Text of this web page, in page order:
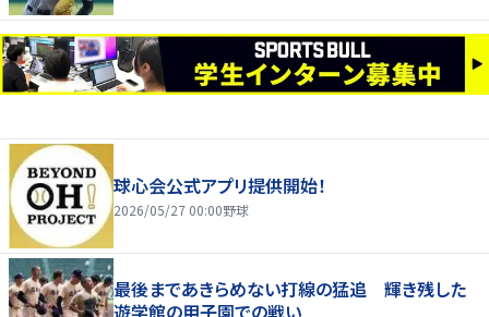
球心会公式アプリ提供開始！
2026/05/27 00:00野球
最後まであきらめない打線の猛追 輝き残した
遊学館の甲子園での戦い